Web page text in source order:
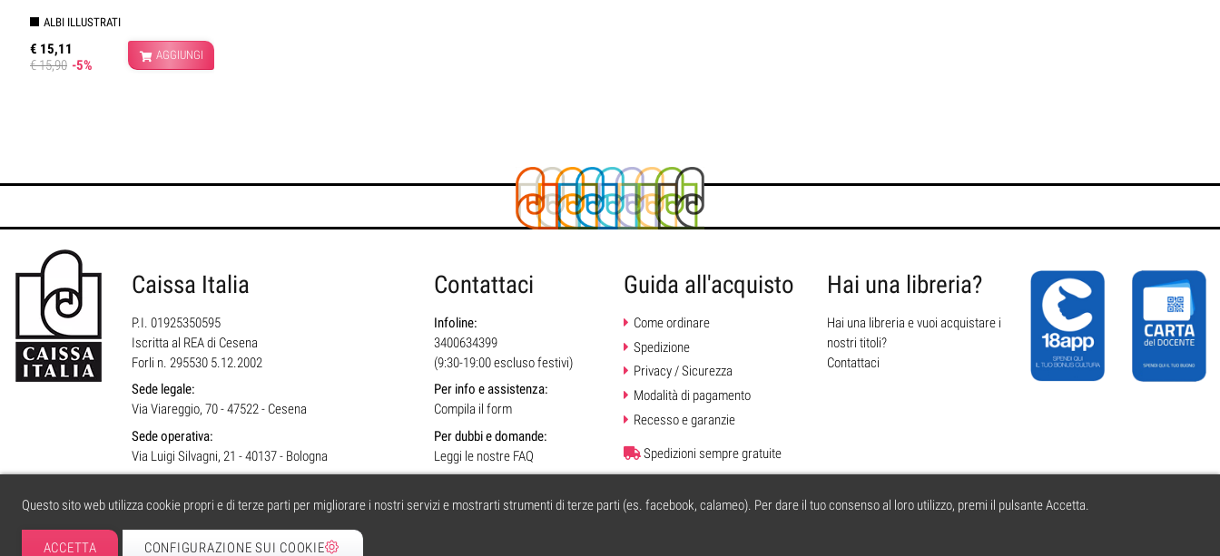
Questo sito web utilizza cookie propri e di terze parti per migliorare i nostri servizi e mostrarti strumenti di terze parti (es. facebook, calameo). Per dare il tuo consenso al loro utilizzo, premi il pulsante Accetta.
ACCETTA CONFIGURAZIONE SUI COOKIE
ALBI ILLUSTRATI
€ 15,11
€ 15,90 -5%
AGGIUNGI
Caissa Italia
P.I. 01925350595
Iscritta al REA di Cesena
Forli n. 295530 5.12.2002
Sede legale:
Via Viareggio, 70 - 47522 - Cesena
Sede operativa:
Via Luigi Silvagni, 21 - 40137 - Bologna
Contattaci
Infoline:
3400634399
(9:30-19:00 escluso festivi)
Per info e assistenza:
Compila il form
Per dubbi e domande:
Leggi le nostre FAQ
Guida all'acquisto
Come ordinare
Spedizione
Privacy / Sicurezza
Modalità di pagamento
Recesso e garanzie
Spedizioni sempre gratuite
Hai una libreria?
Hai una libreria e vuoi acquistare i
nostri titoli?
Contattaci
caissa.it| © 2004 tutti i diritti riservati. | PI 01925350595 | Iscritta al REA di Cesena | Forli n. 295530 5.12.2002